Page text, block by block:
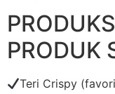
PRODUK
Teri Crispy